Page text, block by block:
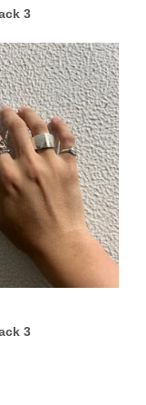
3
3